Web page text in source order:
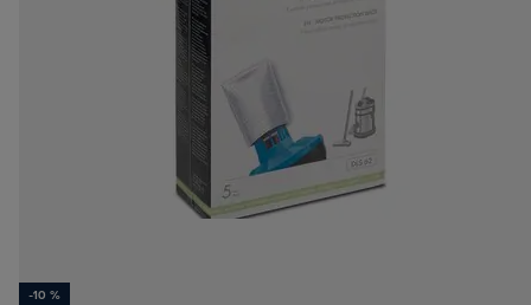
-10 %